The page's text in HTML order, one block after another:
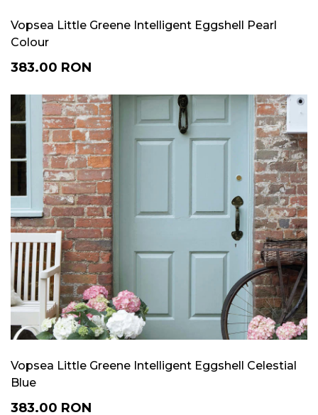
Vopsea Little Greene Intelligent Eggshell Pearl
Colour
383.00 RON
Vopsea Little Greene Intelligent Eggshell Celestial
Blue
383.00 RON